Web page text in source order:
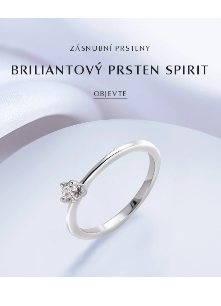
ZÁSNUBNÍ PRSTENY
BRILIANTOVÝ PRSTEN SPIRIT
OBJEVTE